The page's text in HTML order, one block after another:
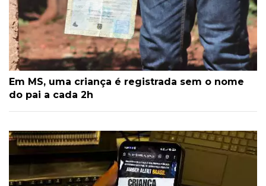
Em MS, uma criança é registrada sem o nome
do pai a cada 2h